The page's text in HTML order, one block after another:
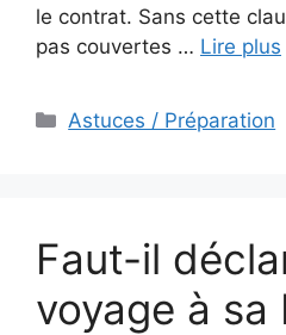
le contrat. Sans cette
pas couvertes … Lire plus
Catégories
Astuces / Préparation
Faut-il
voyage à sa